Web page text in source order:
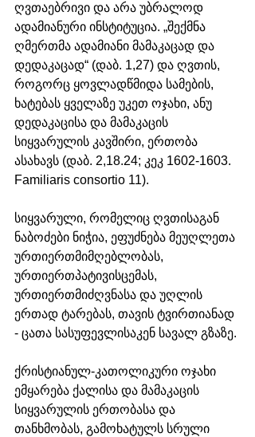
ღვთაებრივი და არა უბრალოდ
ადამიანური ინსტიტუცია. „შექმნა
ღმერთმა ადამიანი მამაკაცად და
დედაკაცად“ (დაბ. 1,27) და ღვთის,
როგორც ყოვლადწმიდა სამების,
ხატებას ყველაზე უკეთ ოჯახი, ანუ
დედაკაცისა და მამაკაცის
სიყვარულის კავშირი, ერთობა
ასახავს (დაბ. 2,18.24; კეკ 1602-1603.
Familiaris consortio 11).
სიყვარული, რომელიც ღვთისაგან
ნაბოძები ნიჭია, ეფუძნება მეუღლეთა
ურთიერთმიმღებლობას,
ურთიერთპატივისცემას,
ურთიერთმიძღვნასა და უღლის
ერთად ტარებას, თავის ტვირთიანად
- ცათა სასუფევლისაკენ სავალ გზაზე.
ქრისტიანულ-კათოლიკური ოჯახი
ემყარება ქალისა და მამაკაცის
სიყვარულის ერთობასა და
თანხმობას, გამოხატულს სრული